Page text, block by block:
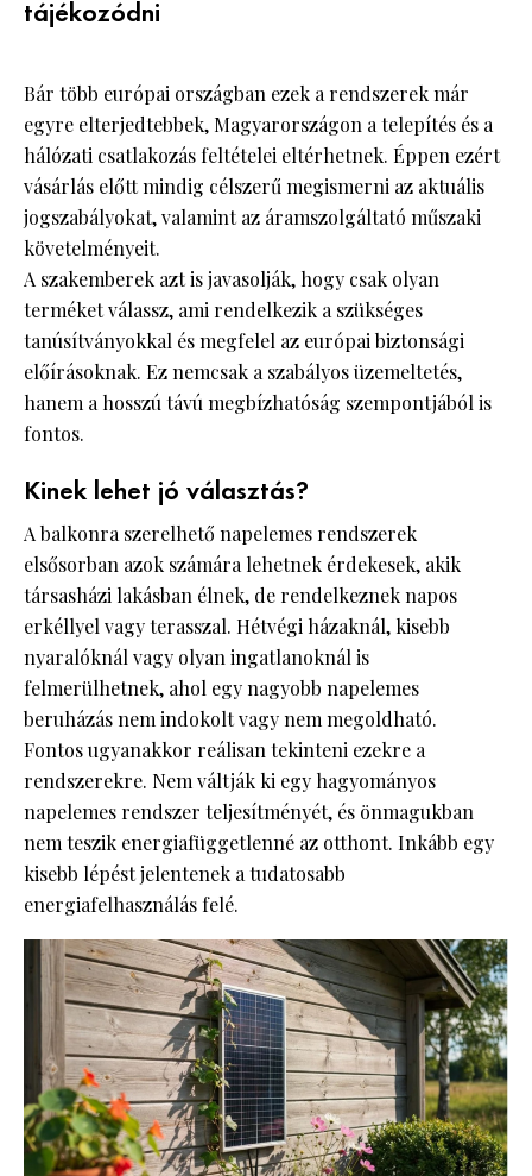
tájékozódni
Bár több európai országban ezek a rendszerek már
egyre elterjedtebbek, Magyarországon a telepítés és a
hálózati csatlakozás feltételei eltérhetnek. Éppen ezért
vásárlás előtt mindig célszerű megismerni az aktuális
jogszabályokat, valamint az áramszolgáltató műszaki
követelményeit.
A szakemberek azt is javasolják, hogy csak olyan
terméket válassz, ami rendelkezik a szükséges
tanúsítványokkal és megfelel az európai biztonsági
előírásoknak. Ez nemcsak a szabályos üzemeltetés,
hanem a hosszú távú megbízhatóság szempontjából is
fontos.
Kinek lehet jó választás?
A balkonra szerelhető napelemes rendszerek
elsősorban azok számára lehetnek érdekesek, akik
társasházi lakásban élnek, de rendelkeznek napos
erkéllyel vagy terasszal. Hétvégi házaknál, kisebb
nyaralóknál vagy olyan ingatlanoknál is
felmerülhetnek, ahol egy nagyobb napelemes
beruházás nem indokolt vagy nem megoldható.
Fontos ugyanakkor reálisan tekinteni ezekre a
rendszerekre. Nem váltják ki egy hagyományos
napelemes rendszer teljesítményét, és önmagukban
nem teszik energiafüggetlenné az otthont. Inkább egy
kisebb lépést jelentenek a tudatosabb
energiafelhasználás felé.